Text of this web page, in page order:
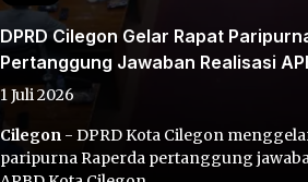
DPRD Cilegon Gelar Rapat
Pertanggung Jawaban Realisasi
1 Juli 2026
Cilegon - DPRD Kota Cilegon
paripurna Raperda pertanggung